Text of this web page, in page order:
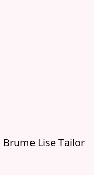
Brume Lise Tailor